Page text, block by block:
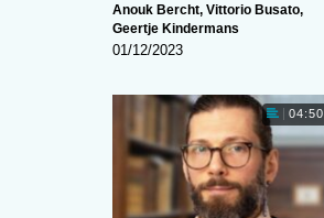
Anouk Bercht, Vittorio Busato,
Geertje Kindermans
01/12/2023
04:50